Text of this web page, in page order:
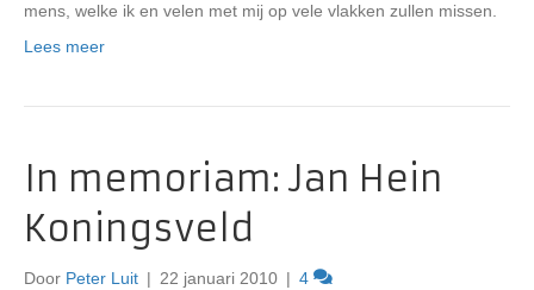
mens, welke ik en velen met mij op vele vlakken zullen missen.
Lees meer
In memoriam: Jan Hein
Koningsveld
Door Peter Luit | 22 januari 2010 | 4